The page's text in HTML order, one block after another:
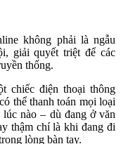
không phải là ngẫu
giải quyết triệt để các
thống.
chiếc điện thoại thông
thể thanh toán mọi loại
nào – dù đang ở văn
thậm chí là khi đang đi
lòng bàn tay.